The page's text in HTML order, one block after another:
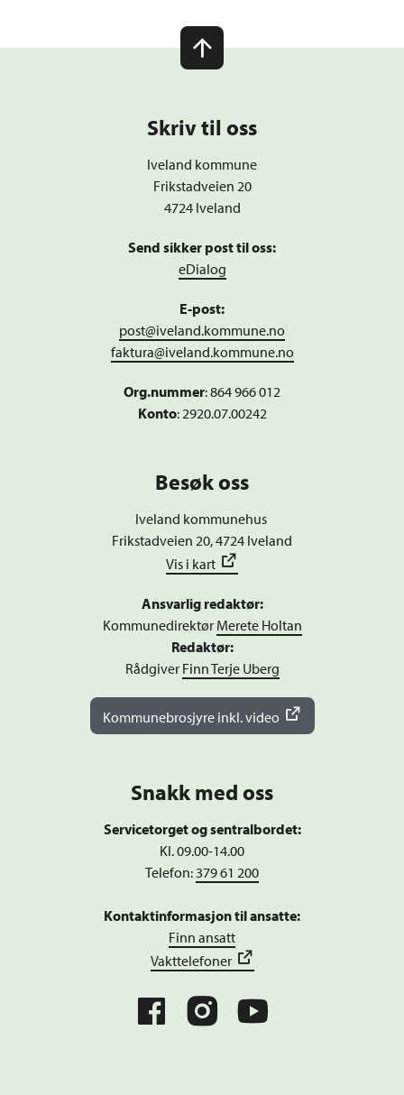
Skriv til oss
Iveland kommune
Frikstadveien 20
4724 Iveland
Send sikker post til oss:
eDialog
E-post:
post@iveland.kommune.no
faktura@iveland.kommune.no
Org.nummer:864 966 012
Konto: 2920.07.00242
Besøk oss
Iveland kommunehus
Frikstadveien 20, 4724 Iveland
Vis i kart
Ansvarlig redaktør:
Kommunedirektør Merete Holtan
Redaktør:
Rådgiver Finn Terje Uberg
Kommunebrosjyre inkl. video
Snakk med oss
Servicetorget og sentralbordet:
Kl. 09.00-14.00
Telefon:379 61 200
Kontaktinformasjon til ansatte:
Finn ansatt
Vakttelefoner